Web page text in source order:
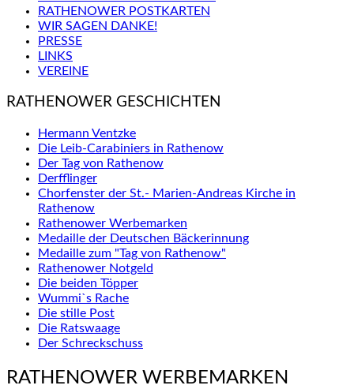
RATHENOWER POSTKARTEN
WIR SAGEN DANKE!
PRESSE
LINKS
VEREINE
RATHENOWER GESCHICHTEN
Hermann Ventzke
Die Leib-Carabiniers in Rathenow
Der Tag von Rathenow
Derfflinger
Chorfenster der St.- Marien-Andreas Kirche in
Rathenow
Rathenower Werbemarken
Medaille der Deutschen Bäckerinnung
Medaille zum "Tag von Rathenow"
Rathenower Notgeld
Die beiden Töpper
Wummi`s Rache
Die stille Post
Die Ratswaage
Der Schreckschuss
RATHENOWER WERBEMARKEN